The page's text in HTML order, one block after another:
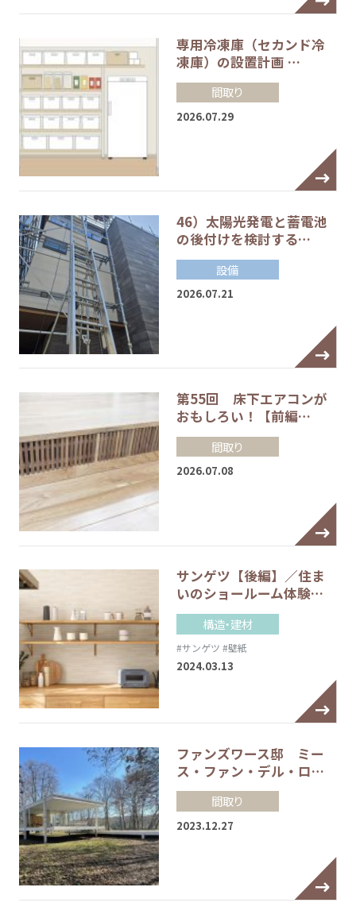
専用冷凍庫（セカンド冷
凍庫）の設置計画 …
間取り
2026.07.29
46）太陽光発電と蓄電池
の後付けを検討する…
設備
2026.07.21
第55回 床下エアコンが
おもしろい！【前編…
間取り
2026.07.08
サンゲツ【後編】／住ま
いのショールーム体験…
構造・建材
#サンゲツ #壁紙
2024.03.13
ファンズワース邸 ミー
ス・ファン・デル・ロ…
間取り
2023.12.27